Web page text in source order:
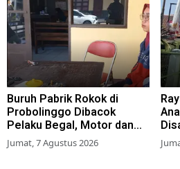
Buruh Pabrik Rokok di
Probolinggo Dibacok
Pelaku Begal, Motor dan
Tas Amblas
Jumat, 7 Agustus 2026